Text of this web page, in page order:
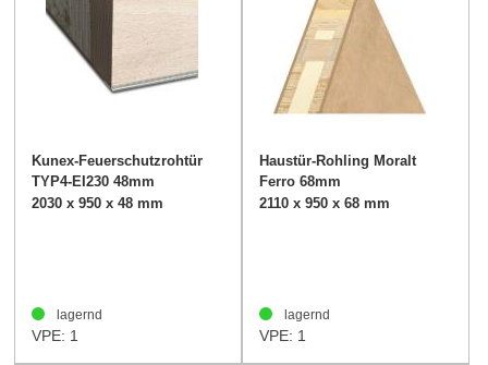
Kunex-Feuerschutzrohtür
TYP4-EI230 48mm
2030 x 950 x 48 mm
lagernd
VPE: 1
Haustür-Rohling Moralt
Ferro 68mm
2110 x 950 x 68 mm
lagernd
VPE: 1